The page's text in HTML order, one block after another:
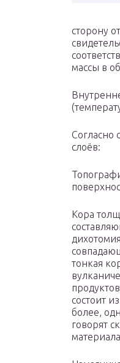
сторону
массы в
Согласно
слоёв:
Кора
тонкая
состоит
более,
говорят